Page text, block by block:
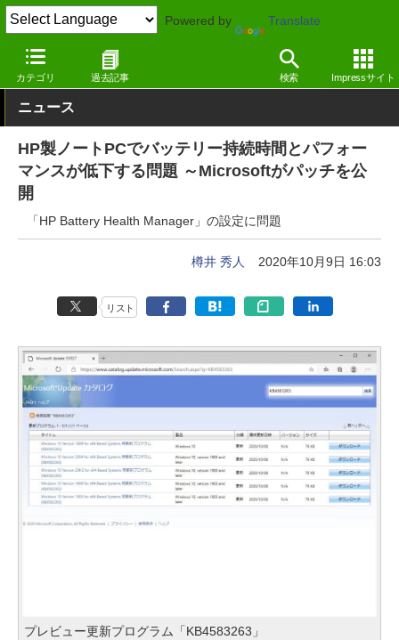
Powered by Translate
カテゴリ 過去記事 検索 Impressサイト
窓の杜 システム・ファイル Windows
ニュース
HP製ノートPCでバッテリー持続時間とパフォー
マンスが低下する問題 ～Microsoftがパッチを公
開
「HP Battery Health Manager」の設定に問題
樽井 秀人 2020年10月9日 16:03
リスト
プレビュー更新プログラム「KB4583263」